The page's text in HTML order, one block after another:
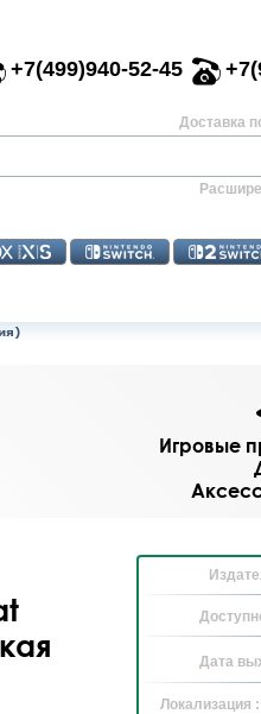
+7(499)940-52-45
Доставка
Игровые
Дата
Локализация :